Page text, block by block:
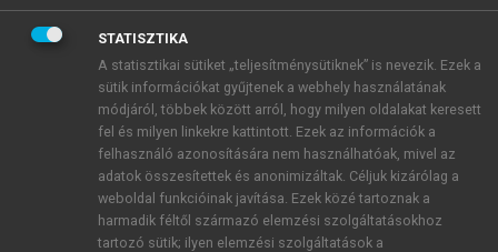
BELÉPÉS SAJÁT FIÓKKAL
ÚJ FIÓK LÉTREHOZÁSA
1 óra díjmentes hozzáférés
E-MAIL-CÍM
STATISZTIKA
A statisztikai sütiket „teljesítménysütiknek” is nevezik. Ezek a
sütik információkat gyűjtenek a webhely használatának
módjáról, többek között arról, hogy milyen oldalakat keresett
fel és milyen linkekre kattintott. Ezek az információk a
felhasználó azonosítására nem használhatóak, mivel az
adatok összesítettek és anonimizáltak. Céljuk kizárólag a
weboldal funkcióinak javítása. Ezek közé tartoznak a
harmadik féltől származó elemzési szolgáltatásokhoz
tartozó sütik; ilyen elemzési szolgáltatások a